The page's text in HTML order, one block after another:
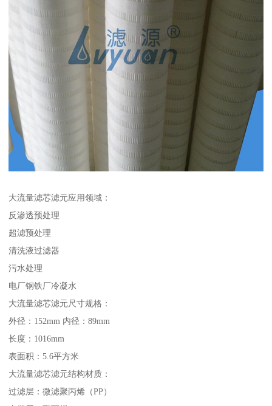
大流量滤芯滤元应用领域：
反渗透预处理
超滤预处理
清洗液过滤器
污水处理
电厂钢铁厂冷凝水
大流量滤芯滤元尺寸规格：
外径：152mm 内径：89mm
长度：1016mm
表面积：5.6平方米
大流量滤芯滤元结构材质：
过滤层：微滤聚丙烯（PP）